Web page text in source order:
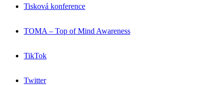
Tisková konference
TOMA – Top of Mind Awareness
TikTok
Twitter